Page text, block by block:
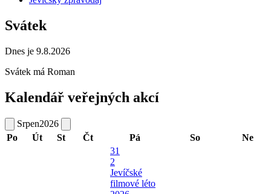
Svátek
Dnes je 9.8.2026
Svátek má Roman
Kalendář veřejných akcí
Srpen2026
Po
Út St Čt Pá So Ne
31
2
Jevíčské
filmové léto